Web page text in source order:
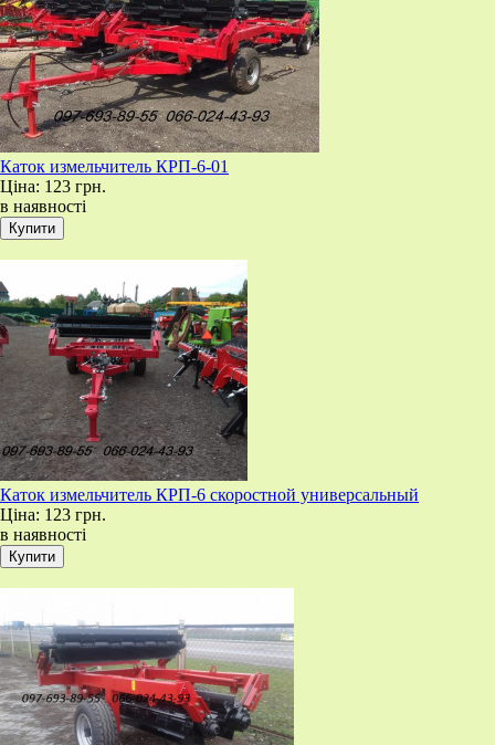
​Каток измельчитель КРП-6-01
Ціна: 123 грн.
в наявності
​Каток измельчитель КРП-6 скоростной универсальный
Ціна: 123 грн.
в наявності